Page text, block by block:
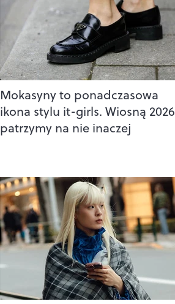
Mokasyny to ponadczasowa
ikona stylu it-girls. Wiosną 2026
patrzymy na nie inaczej